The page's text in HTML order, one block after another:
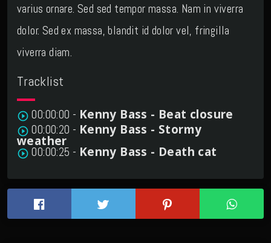
varius ornare. Sed sed tempor massa. Nam in viverra
dolor. Sed ex massa, blandit id dolor vel, fringilla
viverra diam.
Tracklist
play_circle_outline 00:00:00 - Kenny Bass - Beat closure
play_circle_outline 00:00:20 - Kenny Bass - Stormy
weather
play_circle_outline 00:00:25 - Kenny Bass - Death cat